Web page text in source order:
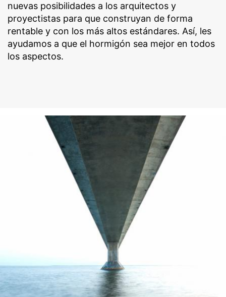
Industria del Concreto
Ya sean arquitectos, contratistas, proyectistas,
plantas de concreto, plantas de prefabricados
pesados o ligeros, todos se benefician de la alta
calidad de nuestros aditivos para concreto y
mortero, nuestros agentes de curado y
desencofrante, y nuestros productos cosméticos
nuevas posibilidades a los arquitectos y
proyectistas para que construyan de forma
rentable y con los más altos estándares. Así, les
ayudamos a que el hormigón sea mejor en todos
los aspectos.